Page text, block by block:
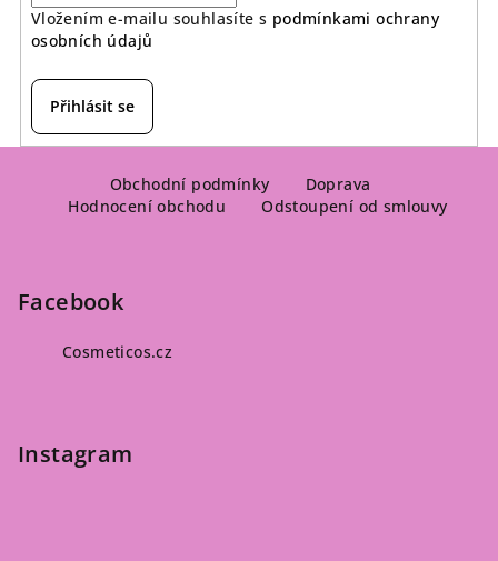
k
i
s
u
Vložením e-mailu souhlasíte s podmínkami ochrany
osobních údajů
Přihlásit se
Obchodní podmínky
Doprava
Hodnocení obchodu
Odstoupení od smlouvy
Facebook
Cosmeticos.cz
Instagram